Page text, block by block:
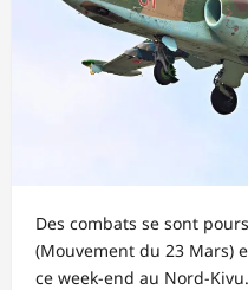
Des combats se sont
(Mouvement du 23 Mars)
ce week-end au Nord-